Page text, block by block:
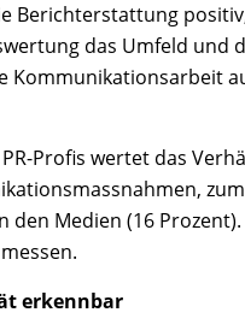
Berichterstattung
das Umfeld und
Kommunikationsarbeit
Profis wertet das
Medien (16
erkennbar